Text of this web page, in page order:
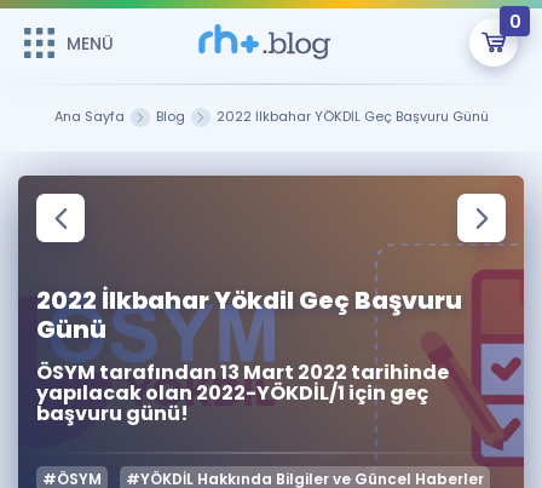
MENÜ
0
Şifremi Hatırlamıyorum
ÜYE DEĞİLİM
Sepetin Şu An Boş.
Remzi Hoca ile seni sınava hazırlayacak onlarca eğitim seni
MENÜ
Çalışma Paketleri
Katılımcı Görüşleri
Faydalı Araçlar
Ücretsiz Kaynaklar
İngilizce Gramer
Ana Sayfa Blog 2022 İlkbahar YÖKDİL Geç Başvuru Günü
2022 İlkbahar Yökdil Geç Başvuru
Günü
ÖSYM tarafından 13 Mart 2022 tarihinde
yapılacak olan 2022-YÖKDİL/1 için geç
başvuru günü!
#ÖSYM #YÖKDİL Hakkında Bilgiler ve Güncel Haberler